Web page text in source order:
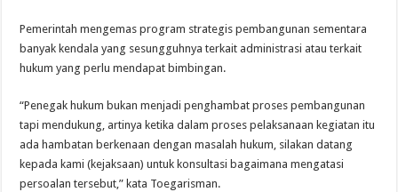
Pemerintah mengemas program strategis pembangunan sementara
banyak kendala yang sesungguhnya terkait administrasi atau terkait
hukum yang perlu mendapat bimbingan.
“Penegak hukum bukan menjadi penghambat proses pembangunan
tapi mendukung, artinya ketika dalam proses pelaksanaan kegiatan itu
ada hambatan berkenaan dengan masalah hukum, silakan datang
kepada kami (kejaksaan) untuk konsultasi bagaimana mengatasi
persoalan tersebut,” kata Toegarisman.